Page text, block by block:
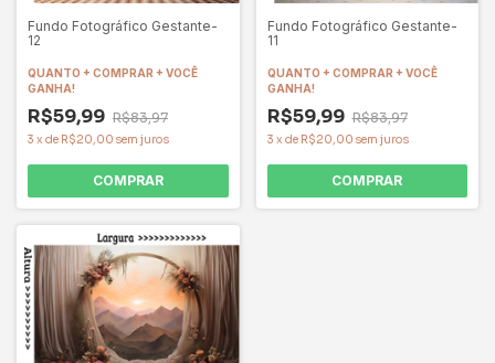
Fundo Fotográfico Gestante-
12
QUANTO + COMPRAR + VOCÊ
GANHA!
R$59,99 R$83,97
3 x de R$20,00 sem juros
COMPRAR
Fundo Fotográfico Gestante-
11
QUANTO + COMPRAR + VOCÊ
GANHA!
R$59,99 R$83,97
3 x de R$20,00 sem juros
COMPRAR